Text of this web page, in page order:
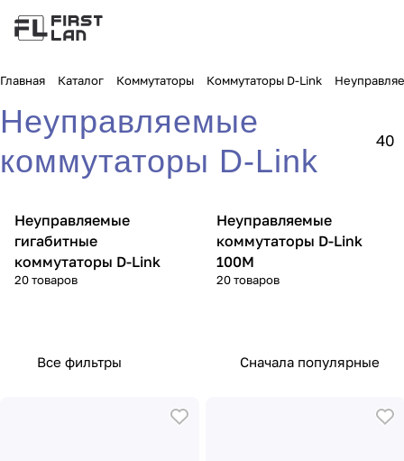
Главная Каталог Коммутаторы Коммутаторы D-Link
Неуправляемые
коммутаторы D-Link
40
Неуправляемые
гигабитные
коммутаторы D-Link
20 товаров
Неуправляемые
коммутаторы D-Link
100M
20 товаров
Все фильтры Сначала популярные